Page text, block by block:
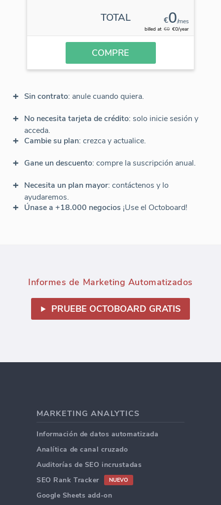
TOTAL €0/mes
billed at €0 €0/year
COMPRE
Sin contrato: anule cuando quiera.
No necesita tarjeta de crédito: solo inicie sesión y
acceda.
Cambie su plan: crezca y actualice.
Gane un descuento: compre la suscripción anual.
Necesita un plan mayor: contáctenos y lo
ayudaremos.
Únase a +18.000 negocios ¡Use el Octoboard!
Informes de Marketing Automatizados
PRUEBE OCTOBOARD GRATIS
MARKETING ANALYTICS
Información de datos automatizada
Analítica de canal cruzado
Auditorías de SEO incrustadas
SEO Rank Tracker
NUEVO
Google Sheets add-on